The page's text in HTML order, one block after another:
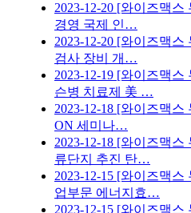
2023-12-20 [와이즈맥스
경영 국제 인…
2023-12-20 [와이즈맥스
검사 장비 개…
2023-12-19 [와이즈맥스
슨병 치료제 美 …
2023-12-18 [와이즈맥스
ON 세미나…
2023-12-18 [와이즈맥스
류단지 추진 탄…
2023-12-15 [와이즈맥스
업부문 에너지효…
2023-12-15 [와이즈맥스